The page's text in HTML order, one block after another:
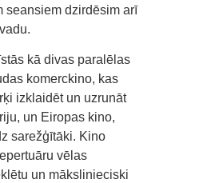
seansiem dzirdēsim arī
kā divas paralēlas
komerckino, kas
izklaidēt un uzrunāt
un Eiropas kino,
sarežģītāki. Kino
vēlas
un mākslinieciski